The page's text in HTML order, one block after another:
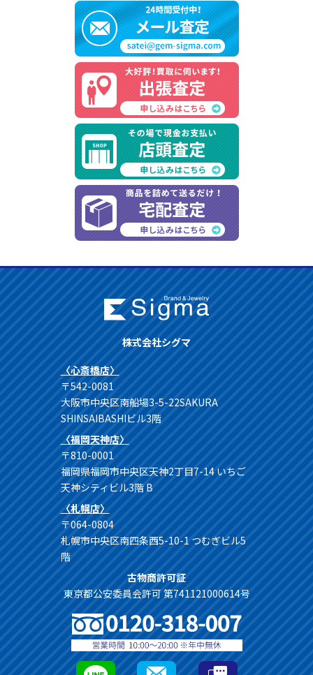
株式会社シグマ
〈心斎橋店〉
〒542-0081
大阪市中央区南船場3-5-22SAKURA
SHINSAIBASHIビル3階
〈福岡天神店〉
〒810-0001
福岡県福岡市中央区天神2丁目7-14 いちご
天神シティビル3階 B
〈札幌店〉
〒064-0804
札幌市中央区南四条西5-10-1 つむぎビル5
階
古物商許可証
東京都公安委員会許可 第741121000614号